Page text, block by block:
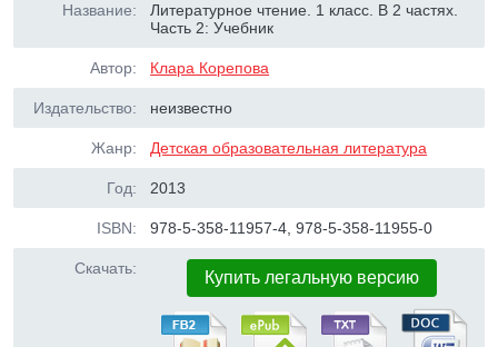
Название:
Литературное чтение. 1 класс. В 2 частях.
Часть 2: Учебник
Автор: Клара Корепова
Издательство: неизвестно
Жанр: Детская образовательная литература
Год: 2013
ISBN: 978-5-358-11957-4, 978-5-358-11955-0
Скачать: Купить легальную версию